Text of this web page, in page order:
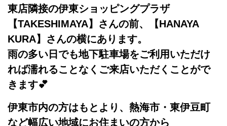
東店隣接の伊東ショッピングプラザ
【TAKESHIMAYA】さんの前、【HANAYA
KURA】さんの横にあります。
雨の多い日でも地下駐車場をご利用いただけ
れば濡れることなくご来店いただくことがで
きます💕
伊東市内の方はもとより、熱海市・東伊豆町
など幅広い地域にお住まいの方から